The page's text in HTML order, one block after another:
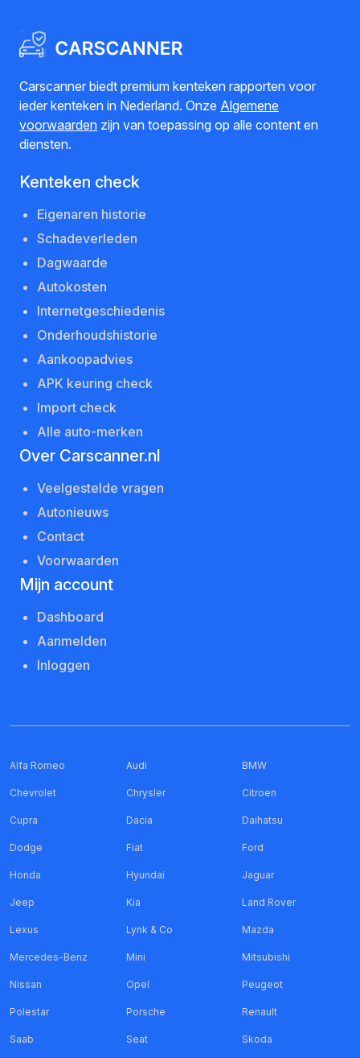
Carscanner biedt premium kenteken rapporten voor
ieder kenteken in Nederland. Onze Algemene
voorwaarden zijn van toepassing op alle content en
diensten.
Kenteken check
Eigenaren historie
Schadeverleden
Dagwaarde
Autokosten
Internetgeschiedenis
Onderhoudshistorie
Aankoopadvies
APK keuring check
Import check
Alle auto-merken
Over Carscanner.nl
Veelgestelde vragen
Autonieuws
Contact
Voorwaarden
Mijn account
Dashboard
Aanmelden
Inloggen
Alfa Romeo Audi BMW
Chevrolet Chrysler Citroen
Cupra Dacia Daihatsu
Dodge Fiat Ford
Honda Hyundai Jaguar
Jeep Kia Land Rover
Lexus Lynk & Co Mazda
Mercedes-Benz Mini Mitsubishi
Nissan Opel Peugeot
Polestar Porsche Renault
Saab Seat Skoda